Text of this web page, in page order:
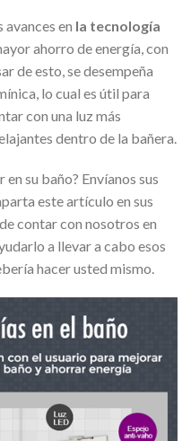
en la tecnología
ahorro de energía, con
de esto, se desempeña
lo cual es útil para
con una luz más
dentro de la bañera.
su baño? Envíanos sus
este artículo en sus
contar con nosotros en
a llevar a cabo esos
hacer usted mismo.